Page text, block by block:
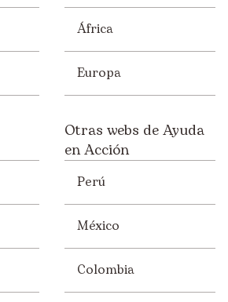
África
Europa
Otras webs de Ayuda
en Acción
Perú
México
Colombia